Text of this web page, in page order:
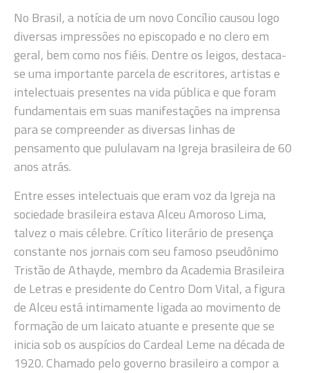
No Brasil, a notícia de um novo Concílio causou logo
diversas impressões no episcopado e no clero em
geral, bem como nos fiéis. Dentre os leigos, destaca-
se uma importante parcela de escritores, artistas e
intelectuais presentes na vida pública e que foram
fundamentais em suas manifestações na imprensa
para se compreender as diversas linhas de
pensamento que pululavam na Igreja brasileira de 60
anos atrás.
Entre esses intelectuais que eram voz da Igreja na
sociedade brasileira estava Alceu Amoroso Lima,
talvez o mais célebre. Crítico literário de presença
constante nos jornais com seu famoso pseudônimo
Tristão de Athayde, membro da Academia Brasileira
de Letras e presidente do Centro Dom Vital, a figura
de Alceu está intimamente ligada ao movimento de
formação de um laicato atuante e presente que se
inicia sob os auspícios do Cardeal Leme na década de
1920. Chamado pelo governo brasileiro a compor a